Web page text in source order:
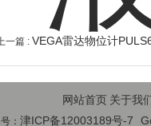
一篇 : VEGA雷达物位计
网站首页 关于我
： 津ICP备12003189号-7